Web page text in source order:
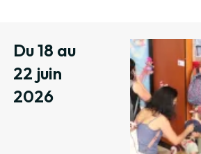
Du 18 au
22 juin
2026